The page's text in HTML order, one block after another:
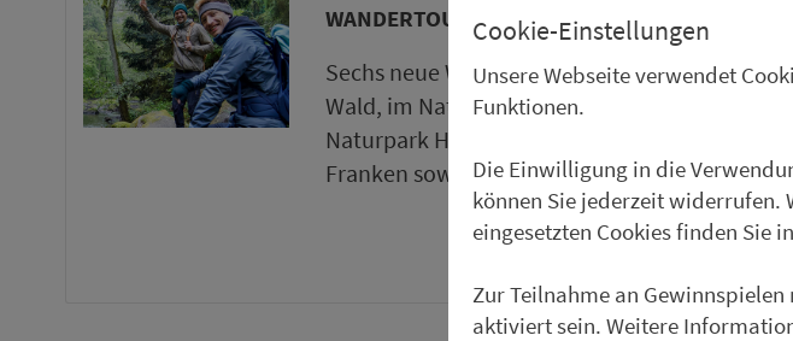
WANDERTOUREN UND STÄDTETIPPS
Sechs neue Wandertouren im Oberpfälzer
Wald, im Naturpark Frankenwald, im
Naturpark Haßberge und im Weinparadies
Franken sowie ein neuer Städtetipp in Roth.
weiter
Cookie-Einstellungen
Unsere Webseite verwendet
Funktionen.
Die Einwilligung in die
können Sie jederzeit widerrufen.
eingesetzten Cookies finden Sie
Zur Teilnahme an
aktiviert sein. Weitere